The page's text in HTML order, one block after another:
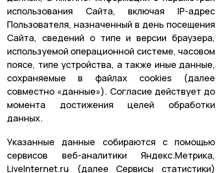
использования Сайта, включая IP-адрес
Пользователя, назначенный в день посещения
Сайта, сведений о типе и версии браузера,
используемой операционной системе, часовом
поясе, типе устройства, а также иные данные,
сохраняемые в файлах cookies (далее
совместно «данные»). Согласие действует до
момента достижения целей обработки
данных.
Указанные данные собираются с помощью
сервисов веб-аналитики Яндекс.Метрика,
LiveInternet.ru (далее Сервисы статистики)